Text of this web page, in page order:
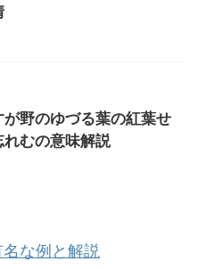
野のゆづる葉の紅葉せ
れむの意味解説
な例と解説